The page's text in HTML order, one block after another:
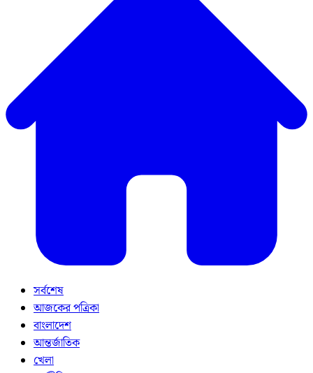
সর্বশেষ
আজকের পত্রিকা
বাংলাদেশ
আন্তর্জাতিক
খেলা